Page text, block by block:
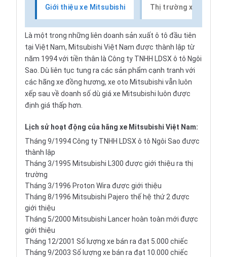
Giới thiệu xe Mitsubishi Thị trường xe
Là một trong những liên doanh sản xuất ô tô đầu tiên
tại Việt Nam, Mitsubishi Việt Nam được thành lập từ
năm 1994 với tiền thân là Công ty TNHH LDSX ô tô Ngôi
Sao. Dù liên tục tung ra các sản phẩm cạnh tranh với
các hãng xe đồng hương, xe oto Mitsubishi vẫn luôn
xếp sau về doanh số dù giá xe Mitsubishi luôn được
định giá thấp hơn.
Lịch sử hoạt động của hãng xe Mitsubishi Việt Nam:
Tháng 9/1994 Công ty TNHH LDSX ô tô Ngôi Sao được
thành lập
Tháng 3/1995 Mitsubishi L300 được giới thiệu ra thị
trường
Tháng 3/1996 Proton Wira được giới thiệu
Tháng 8/1996 Mitsubishi Pajero thế hệ thứ 2 được
giới thiệu
Tháng 5/2000 Mitsubishi Lancer hoàn toàn mới được
giới thiệu
Tháng 12/2001 Số lượng xe bán ra đạt 5.000 chiếc
Tháng 9/2003 Số lượng xe bán ra đạt 10.000 chiếc